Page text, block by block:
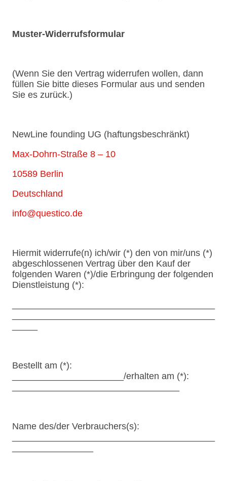
Muster-Widerrufsformular
(Wenn Sie den Vertrag widerrufen wollen, dann
füllen Sie bitte dieses Formular aus und senden
Sie es zurück.)
NewLine founding UG (haftungsbeschränkt)
Max-Dohrn-Straße 8 – 10
10589 Berlin
Deutschland
info@questico.de
Hiermit widerrufe(n) ich/wir (*) den von mir/uns (*)
abgeschlossenen Vertrag über den Kauf der
folgenden Waren (*)/die Erbringung der folgenden
Dienstleistung (*):
Bestellt am (*):
______________________/erhalten am (*):
Name des/der Verbrauchers(s):